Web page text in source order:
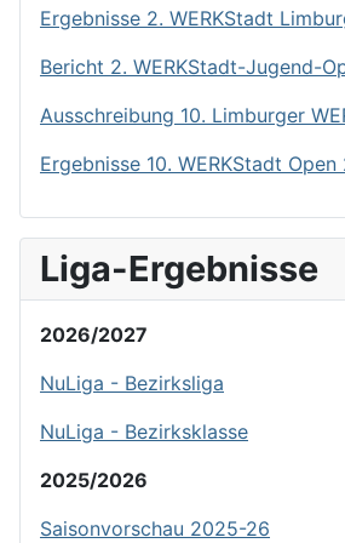
Ergebnisse 2. WERKStadt
Bericht 2. WERKStadt-Jugend-
Ausschreibung 10. Limburger
Ergebnisse 10. WERKStadt Open
Liga-Ergebnisse
2026/2027
NuLiga - Bezirksliga
NuLiga - Bezirksklasse
2025/2026
Saisonvorschau 2025-26